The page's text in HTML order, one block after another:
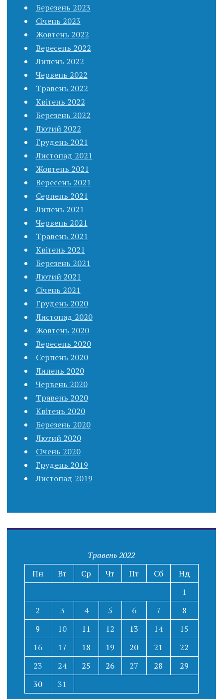
Березень 2023
Січень 2023
Жовтень 2022
Вересень 2022
Липень 2022
Червень 2022
Травень 2022
Квітень 2022
Березень 2022
Лютий 2022
Грудень 2021
Листопад 2021
Жовтень 2021
Вересень 2021
Серпень 2021
Липень 2021
Червень 2021
Травень 2021
Квітень 2021
Березень 2021
Лютий 2021
Січень 2021
Грудень 2020
Листопад 2020
Жовтень 2020
Вересень 2020
Серпень 2020
Липень 2020
Червень 2020
Травень 2020
Квітень 2020
Березень 2020
Лютий 2020
Січень 2020
Грудень 2019
Листопад 2019
Травень 2022
Пн
Вт Ср Чт Пт Сб
Нд
1
2
3 4 5 6 7
8
9
10 11 12 13 14
15
16
17 18 19 20 21
22
23
24 25 26 27 28
29
30
31